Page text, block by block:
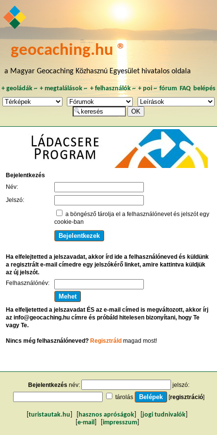
geocaching.hu ®
a Magyar Geocaching Közhasznú Egyesület hivatalos oldala
+ geoládák~ +megtalálások ~ + felhasználók~ + poi~ fórum FAQ belépés
Bejelentkezés
Név:
Jelszó:
a böngésző tárolja el a felhasználónevet és jelszót egy
cookie-ban
Ha elfelejtetted a jelszavadat, akkor írd ide a felhasználóneved és küldünk
a regisztrált e-mail címedre egy jelszókérő linket, amire kattintva küldjük
az új jelszót.
Felhasználónév:
Ha elfeljetetted a jelszavadat ÉS az e-mail címed is megváltozott, akkor írj
az info@geocaching.hu címre és próbáld hitelesen bizonyítani, hogy Te
vagy Te.
Nincs még felhasználóneved? Regisztráldmagad most!
Bejelentkezés név:
jelszó:
tárolás
[regisztráció]
turistautak.hu hasznos apróságok jogi tudnivalók
e-mail impresszum]